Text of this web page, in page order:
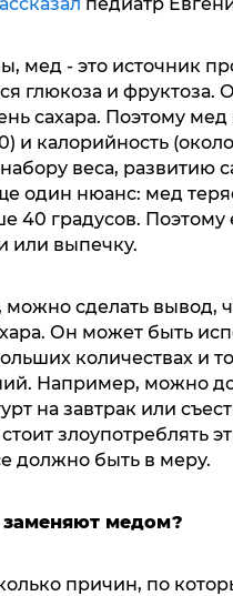
мед - это источник
глюкоза и фруктоза.
сахара. Поэтому
и калорийность
веса, развитию
один нюанс: мед
40 градусов. Поэтому
или выпечку.
можно сделать
Он может быть
количествах и
Например, можно
на завтрак или
злоупотреблять
должно быть в меру.
заменяют медом?
причин, по